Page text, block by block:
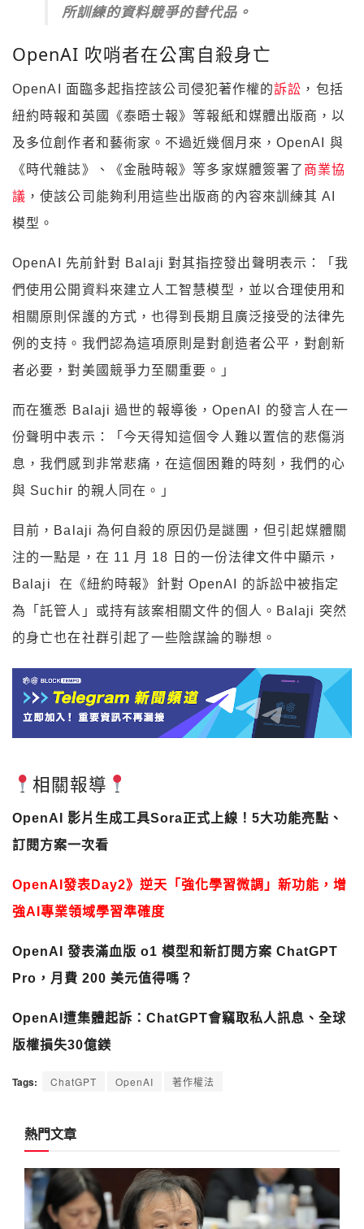
所訓練的資料競爭的替代品。
OpenAI 吹哨者在公寓自殺身亡
OpenAI 面臨多起指控該公司侵犯著作權的訴訟 ，包括
紐約時報和英國《泰晤士報》等報紙和媒體出版商，以
及多位創作者和藝術家。不過近幾個月來，OpenAI 與
《時代雜誌》、《金融時報》等多家媒體簽署了 商業協
議 ，使該公司能夠利用這些出版商的內容來訓練其 AI
模型。
OpenAI 先前針對 Balaji 對其指控發出聲明表示：「我
們使用公開資料來建立人工智慧模型，並以合理使用和
相關原則保護的方式，也得到長期且廣泛接受的法律先
例的支持。我們認為這項原則是對創造者公平，對創新
者必要，對美國競爭力至關重要。」
而在獲悉 Balaji 過世的報導後，OpenAI 的發言人在一
份聲明中表示：「今天得知這個令人難以置信的悲傷消
息，我們感到非常悲痛，在這個困難的時刻，我們的心
與 Suchir 的親人同在。」
目前，Balaji 為何自殺的原因仍是謎團，但引起媒體關
注的一點是，在 11 月 18 日的一份法律文件中顯示，
Balaji 在《紐約時報》針對 OpenAI 的訴訟中被指定
為「託管人」或持有該案相關文件的個人。Balaji 突然
的身亡也在社群引起了一些陰謀論的聯想。
相關報導
OpenAI 影片生成工具Sora正式上線！5大功能亮點、
訂閱方案一次看
OpenAI發表Day2》逆天「強化學習微調」新功能，增
強AI專業領域學習準確度
OpenAI 發表滿血版 o1 模型和新訂閱方案 ChatGPT
Pro，月費 200 美元值得嗎？
OpenAI遭集體起訴：ChatGPT會竊取私人訊息、全球
版權損失30億鎂
Tags: ChatGPT OpenAI 著作權法
熱門文章